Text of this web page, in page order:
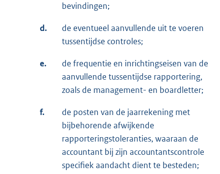
bevindingen;
d.
de eventueel aanvullende uit te voeren
tussentijdse controles;
e.
de frequentie en inrichtingseisen van de
aanvullende tussentijdse rapportering,
zoals de management- en boardletter;
f.
de posten van de jaarrekening met
bijbehorende afwijkende
rapporteringstoleranties, waaraan de
accountant bij zijn accountantscontrole
specifiek aandacht dient te besteden;